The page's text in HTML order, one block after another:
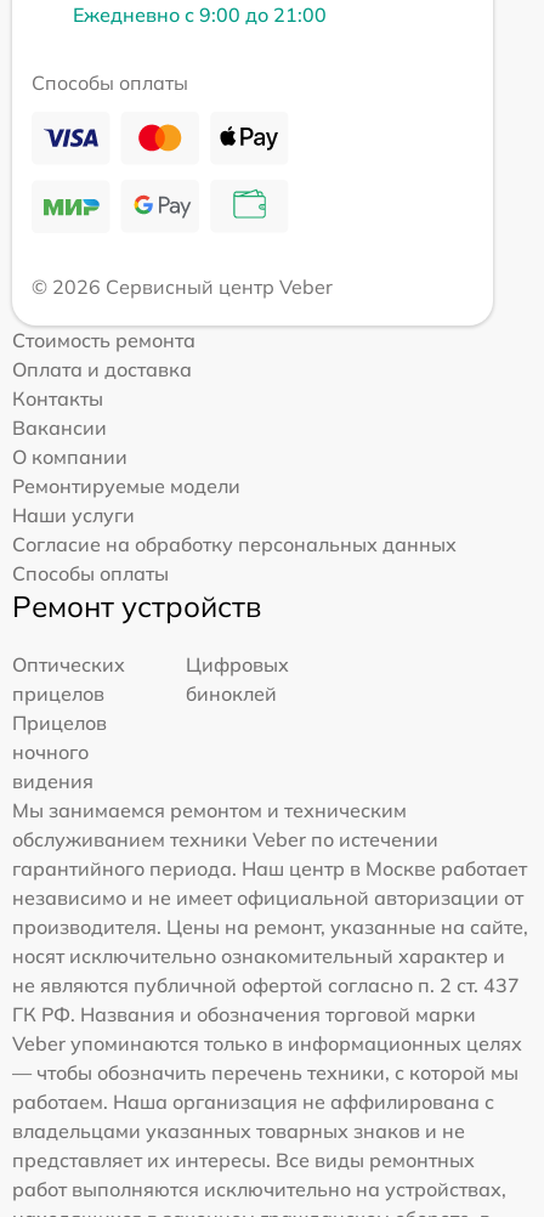
Ежедневно с 9:00 до 21:00
Способы оплаты
© 2026 Сервисный центр Veber
Стоимость ремонта
Оплата и доставка
Контакты
Вакансии
О компании
Ремонтируемые модели
Наши услуги
Согласие на обработку персональных данных
Способы оплаты
Ремонт устройств
Оптических
прицелов
Цифровых
биноклей
Прицелов
ночного
видения
Мы занимаемся ремонтом и техническим
обслуживанием техники Veber по истечении
гарантийного периода. Наш центр в Москве работает
независимо и не имеет официальной авторизации от
производителя. Цены на ремонт, указанные на сайте,
носят исключительно ознакомительный характер и
не являются публичной офертой согласно п. 2 ст. 437
ГК РФ. Названия и обозначения торговой марки
Veber упоминаются только в информационных целях
— чтобы обозначить перечень техники, с которой мы
работаем. Наша организация не аффилирована с
владельцами указанных товарных знаков и не
представляет их интересы. Все виды ремонтных
работ выполняются исключительно на устройствах,